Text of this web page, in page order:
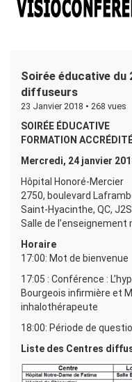
Soirée éducative du
diffuseurs
23 Janvier 2018 • 268 vues
SOIRÉE ÉDUCATIVE
FORMATION
Mercredi, 24 janvier
Hôpital Honoré-Mercier
2750, boulevard
Saint-Hyacinthe, QC,
Salle de l’enseignement
Horaire
17:00: Mot de bienvenue
17:05 : Conférence :
Bourgeois infirmière et
inhalothérapeute
18:00: Période de
Liste des Centres